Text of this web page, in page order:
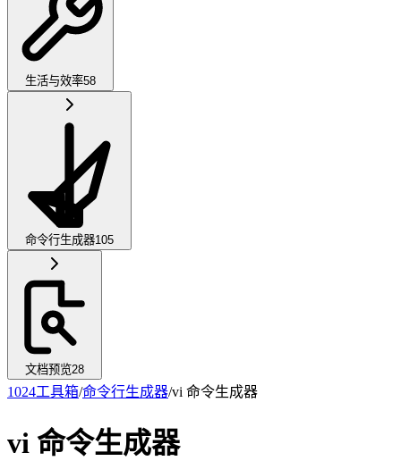
生活与效率58
命令行生成器105
文档预览28
1024工具箱/命令行生成器/vi 命令生成器
vi 命令生成器